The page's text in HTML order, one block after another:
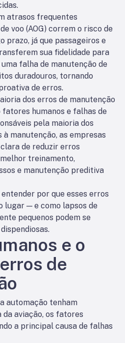
atrasos frequentes
voo (AOG) correm o risco de
prazo, já que passageiros e
sua fidelidade para
falha de manutenção de
duradouros, tornando
de erros.
dos erros de manutenção
fatores humanos e falhas de
pela maioria dos
manutenção, as empresas
de reduzir erros
treinamento,
e manutenção preditiva
por que esses erros
lugar — e como lapsos de
pequenos podem se
e o
de
automação tenham
aviação, os fatores
a principal causa de falhas